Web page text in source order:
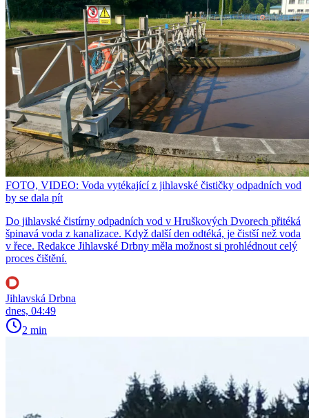
FOTO, VIDEO: Voda vytékající z jihlavské čističky odpadních vod
by se dala pít
Do jihlavské čistírny odpadních vod v Hruškových Dvorech přitéká
špinavá voda z kanalizace. Když další den odtéká, je čistší než voda
v řece. Redakce Jihlavské Drbny měla možnost si prohlédnout celý
proces čištění.
Jihlavská Drbna
dnes, 04:49
2 min